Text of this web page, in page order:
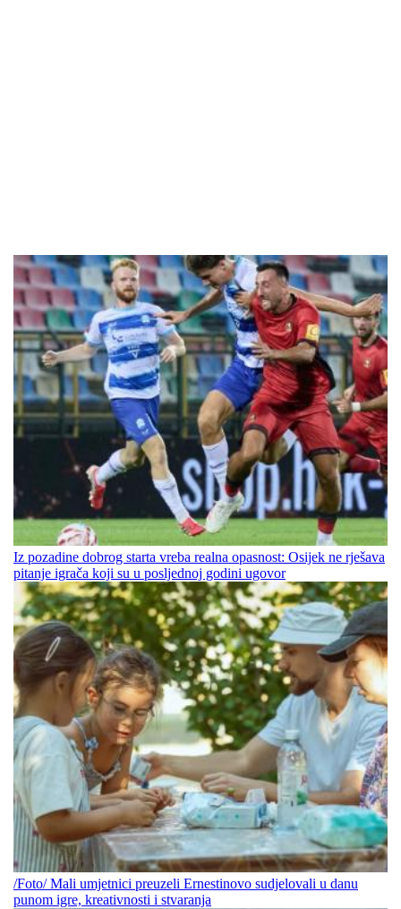
Iz pozadine dobrog starta vreba realna opasnost: Osijek ne rješava
pitanje igrača koji su u posljednoj godini ugovor
/Foto/ Mali umjetnici preuzeli Ernestinovo sudjelovali u danu
punom igre, kreativnosti i stvaranja